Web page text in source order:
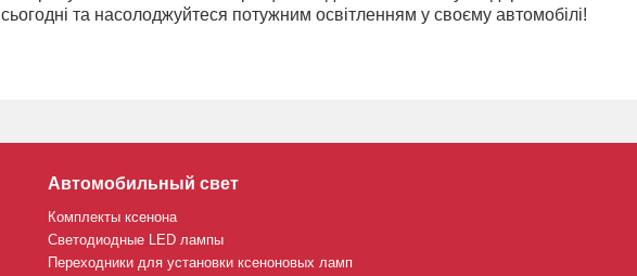
сьогодні та насолоджуйтеся потужним освітленням у своєму автомобілі!
Автомобильный свет
Комплекты ксенона
Светодиодные LED лампы
Переходники для установки ксеноновых ламп